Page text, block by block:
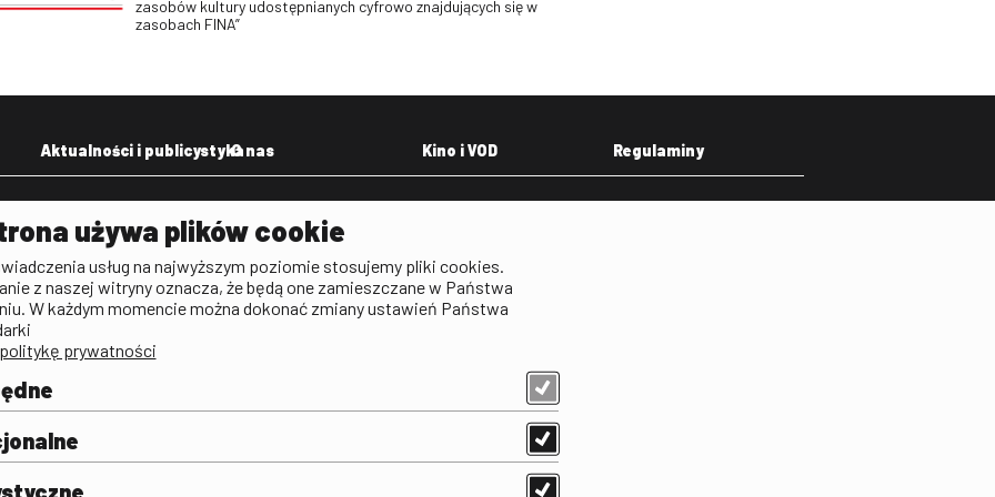
zasobów kultury udostępnianych cyfrowo znajdujących się w
zasobach FINA”
i
Aktualności i publicystyka
Aktualności
Publicystyka filmowa
O nas
Deklaracja dostępności
Polityka antykorupcyjna
Praca w FINA
Kino i VOD Regulaminy
używa plików cookie
usług na najwyższym poziomie stosujemy pliki cookies.
z naszej witryny oznacza, że będą one zamieszczane w Państwa
W każdym momencie można dokonać zmiany ustawień Państwa
prywatności